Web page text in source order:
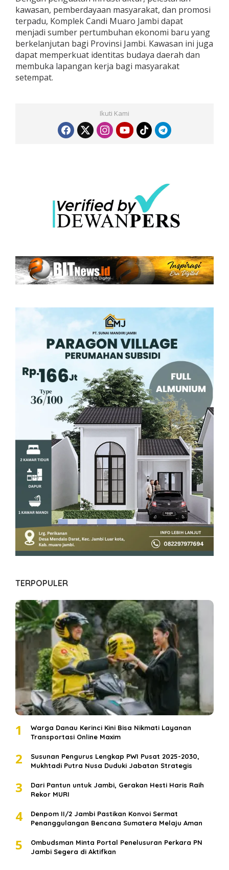
kawasan, pemberdayaan masyarakat, dan promosi
terpadu, Komplek Candi Muaro Jambi dapat
menjadi sumber pertumbuhan ekonomi baru yang
berkelanjutan bagi Provinsi Jambi. Kawasan ini juga
dapat memperkuat identitas budaya daerah dan
membuka lapangan kerja bagi masyarakat
setempat.
Ikuti Kami
TERPOPULER
1
Warga Danau Kerinci Kini Bisa Nikmati Layanan
Transportasi Online Maxim
2
Susunan Pengurus Lengkap PWI Pusat 2025-2030,
Mukhtadi Putra Nusa Duduki Jabatan Strategis
3
Dari Pantun untuk Jambi, Gerakan Hesti Haris Raih
Rekor MURI
4
Denpom II/2 Jambi Pastikan Konvoi Sermat
Penanggulangan Bencana Sumatera Melaju Aman
5
Ombudsman Minta Portal Penelusuran Perkara PN
Jambi Segera di Aktifkan